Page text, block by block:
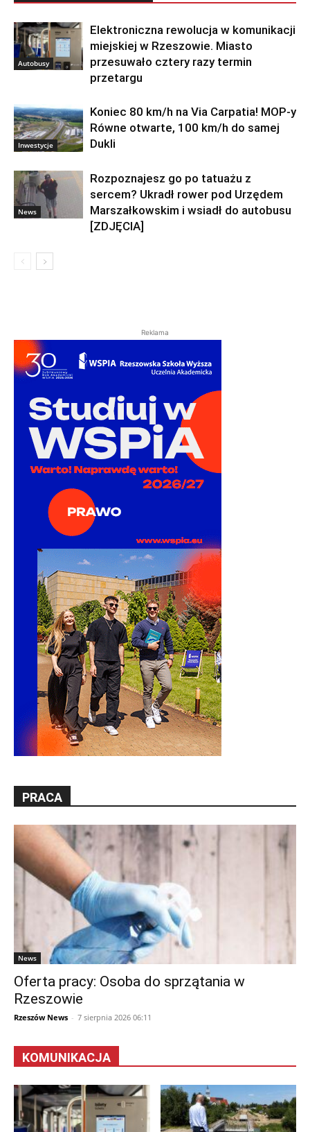
Autobusy
Elektroniczna rewolucja w komunikacji
miejskiej w Rzeszowie. Miasto
przesuwało cztery razy termin
przetargu
Inwestycje
Koniec 80 km/h na Via Carpatia! MOP-y
Równe otwarte, 100 km/h do samej
Dukli
News
Rozpoznajesz go po tatuażu z
sercem? Ukradł rower pod Urzędem
Marszałkowskim i wsiadł do autobusu
[ZDJĘCIA]
Reklama
PRACA
News
Oferta pracy: Osoba do sprzątania w
Rzeszowie
Rzeszów News - 7 sierpnia 2026 06:11
KOMUNIKACJA